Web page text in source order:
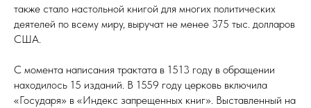
также стало настольной книгой для многих политических
деятелей по всему миру, выручат не менее 375 тыс. долларов
США.
С момента написания трактата в 1513 году в обращении
находилось 15 изданий. В 1559 году церковь включила
«Государя» в «Индекс запрещенных книг». Выставленный на